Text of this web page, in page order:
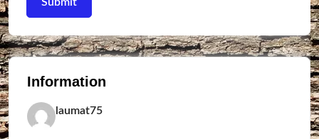
Information
laumat75